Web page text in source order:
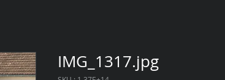
IMG_1317.jpg